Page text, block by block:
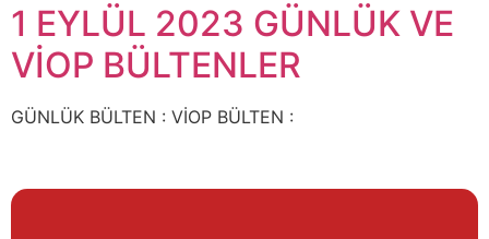
1 EYLÜL 2023 GÜNLÜK VE
VİOP BÜLTENLER
GÜNLÜK BÜLTEN : VİOP BÜLTEN :